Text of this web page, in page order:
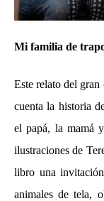
Mi familia de
Este relato del
cuenta la historia
el papá, la mamá
ilustraciones de
libro una
animales de tela,